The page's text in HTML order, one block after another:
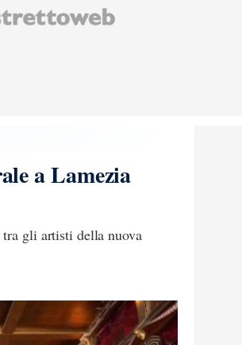
a Lamezia
gli artisti della nuova